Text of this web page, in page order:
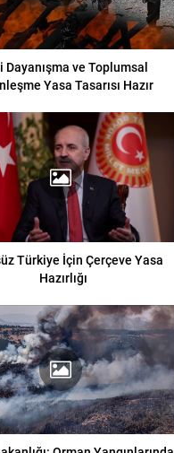
Dayanışma ve Toplumsal
Yasa Tasarısı Hazır
Türkiye İçin Çerçeve Yasa
Hazırlığı